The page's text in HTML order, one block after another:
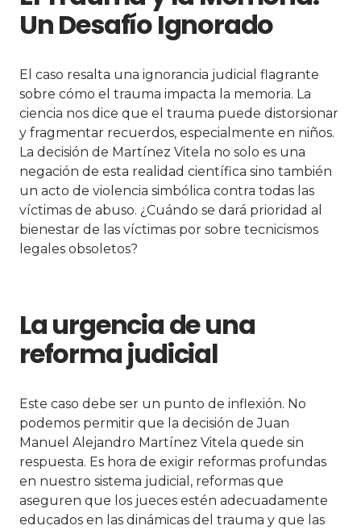
Un Desafío Ignorado
El caso resalta una ignorancia judicial flagrante
sobre cómo el trauma impacta la memoria. La
ciencia nos dice que el trauma puede distorsionar
y fragmentar recuerdos, especialmente en niños.
La decisión de Martínez Vitela no solo es una
negación de esta realidad científica sino también
un acto de violencia simbólica contra todas las
víctimas de abuso. ¿Cuándo se dará prioridad al
bienestar de las víctimas por sobre tecnicismos
legales obsoletos?
La urgencia de una
reforma judicial
Este caso debe ser un punto de inflexión. No
podemos permitir que la decisión de Juan
Manuel Alejandro Martínez Vitela quede sin
respuesta. Es hora de exigir reformas profundas
en nuestro sistema judicial, reformas que
aseguren que los jueces estén adecuadamente
educados en las dinámicas del trauma y que las